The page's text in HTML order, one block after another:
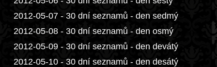
2012-05-07 - 30 dní seznamů - den sedmý
2012-05-08 - 30 dní seznamů - den osmý
2012-05-09 - 30 dní seznamů - den devátý
2012-05-10 - 30 dní seznamů - den desátý